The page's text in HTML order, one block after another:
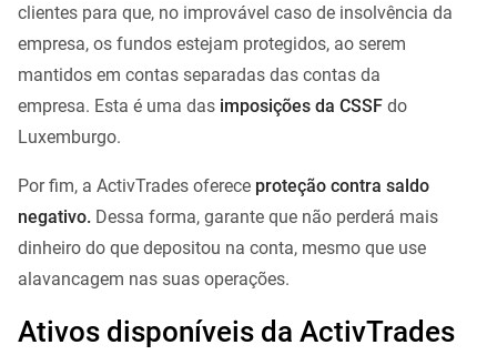
clientes para que, no improvável caso de insolvência da
empresa, os fundos estejam protegidos, ao serem
mantidos em contas separadas das contas da
empresa. Esta é uma das imposições da CSSF do
Luxemburgo.
Por fim, a ActivTrades oferece proteção contra saldo
negativo. Dessa forma, garante que não perderá mais
dinheiro do que depositou na conta, mesmo que use
alavancagem nas suas operações.
Ativos disponíveis da ActivTrades